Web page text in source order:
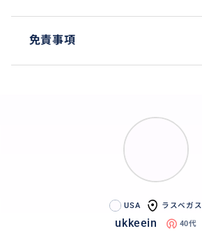
免責事項
USA ラスベガス
ukkeein 40代